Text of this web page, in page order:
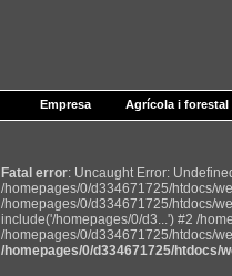
Empresa
Agrícola i forestal
Fatal error: Uncaught Error:
/homepages/0/d334671725/htdocs/
/homepages/0/d334671725/htdocs/
include('/homepages/0/d3...') #2 /
/homepages/0/d334671725/htdocs/
/homepages/0/d334671725/htdocs/